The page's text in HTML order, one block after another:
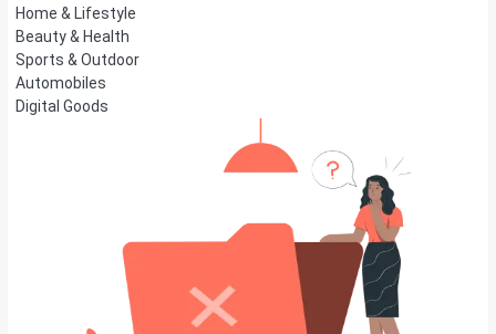
Home & Lifestyle
Beauty & Health
Sports & Outdoor
Automobiles
Digital Goods